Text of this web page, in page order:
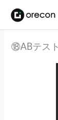
⑱ABテス